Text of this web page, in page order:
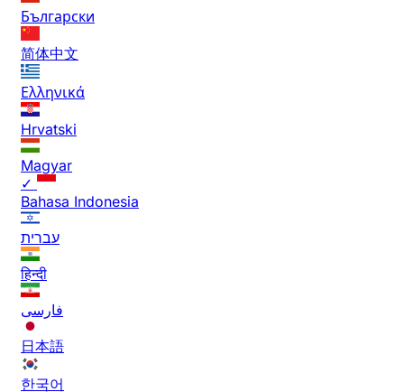
Български
简体中文
Ελληνικά
Hrvatski
Magyar
✓
Bahasa Indonesia
עברית
हिन्दी
فارسی
日本語
한국어